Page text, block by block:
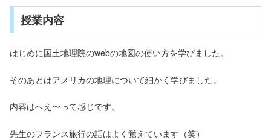
授業内容
はじめに国土地理院のwebの地図の使い方を学びました。
そのあとはアメリカの地理について細かく学びました。
内容はへえ〜って感じです。
先生のフランス旅行の話はよく覚えています（笑）